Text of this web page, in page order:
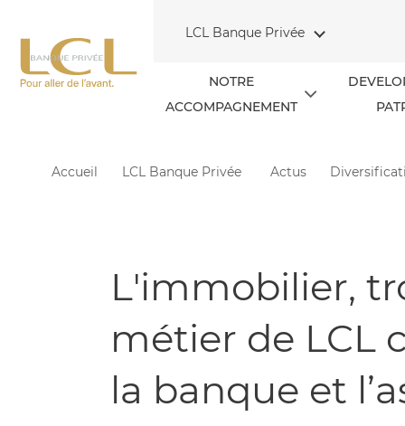
LCL Banque Privée
NOTRE
ACCOMPAGNEMENT
Accueil LCL Banque Privée Actus
L'immobilier,
métier de LCL
la banque et